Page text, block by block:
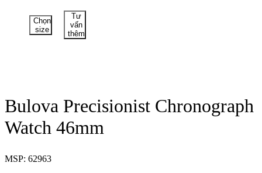
Chọn
size
Tư
vấn
thêm
Bulova Precisionist Chronograph
Watch 46mm
MSP: 62963